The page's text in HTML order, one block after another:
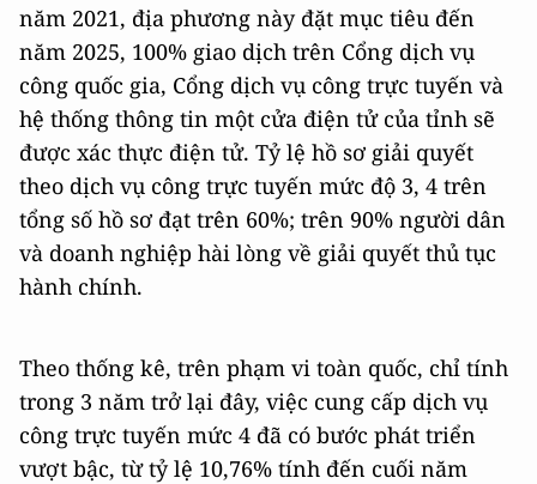
năm 2021, địa phương này đặt mục tiêu đến
năm 2025, 100% giao dịch trên Cổng dịch vụ
công quốc gia, Cổng dịch vụ công trực tuyến và
hệ thống thông tin một cửa điện tử của tỉnh sẽ
được xác thực điện tử. Tỷ lệ hồ sơ giải quyết
theo dịch vụ công trực tuyến mức độ 3, 4 trên
tổng số hồ sơ đạt trên 60%; trên 90% người dân
và doanh nghiệp hài lòng về giải quyết thủ tục
hành chính.
Theo thống kê, trên phạm vi toàn quốc, chỉ tính
trong 3 năm trở lại đây, việc cung cấp dịch vụ
công trực tuyến mức 4 đã có bước phát triển
vượt bậc, từ tỷ lệ 10,76% tính đến cuối năm